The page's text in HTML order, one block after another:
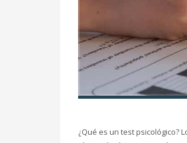
¿Qué es un test psicológico?